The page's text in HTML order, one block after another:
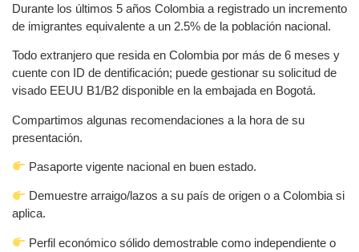
Durante los últimos 5 años Colombia a registrado un incremento
de imigrantes equivalente a un 2.5% de la población nacional.
Todo extranjero que resida en Colombia por más de 6 meses y
cuente con ID de dentificación; puede gestionar su solicitud de
visado EEUU B1/B2 disponible en la embajada en Bogotá.
Compartimos algunas recomendaciones a la hora de su
presentación.
Pasaporte vigente nacional en buen estado.
Demuestre arraigo/lazos a su país de origen o a Colombia si
aplica.
Perfil económico sólido demostrable como independiente o